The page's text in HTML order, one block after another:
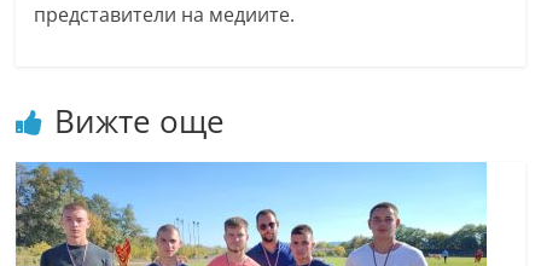
.
m
представители на медиите.
Вижте още